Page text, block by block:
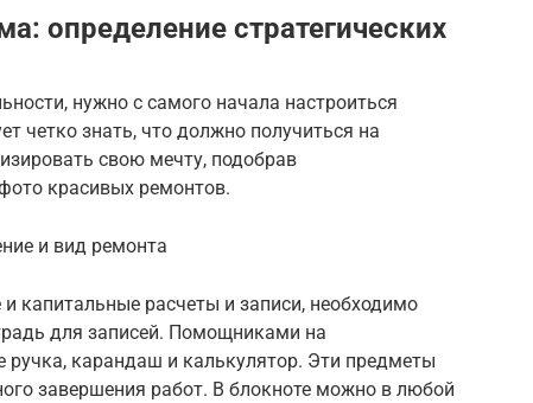
определение стратегических
нужно с самого начала настроиться
четко знать, что должно получиться на
свою мечту, подобрав
красивых ремонтов.
и вид ремонта
капитальные расчеты и записи, необходимо
для записей. Помощниками на
ручка, карандаш и калькулятор. Эти предметы
завершения работ. В блокноте можно в любой